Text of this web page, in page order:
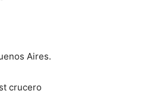
Aires.
crucero